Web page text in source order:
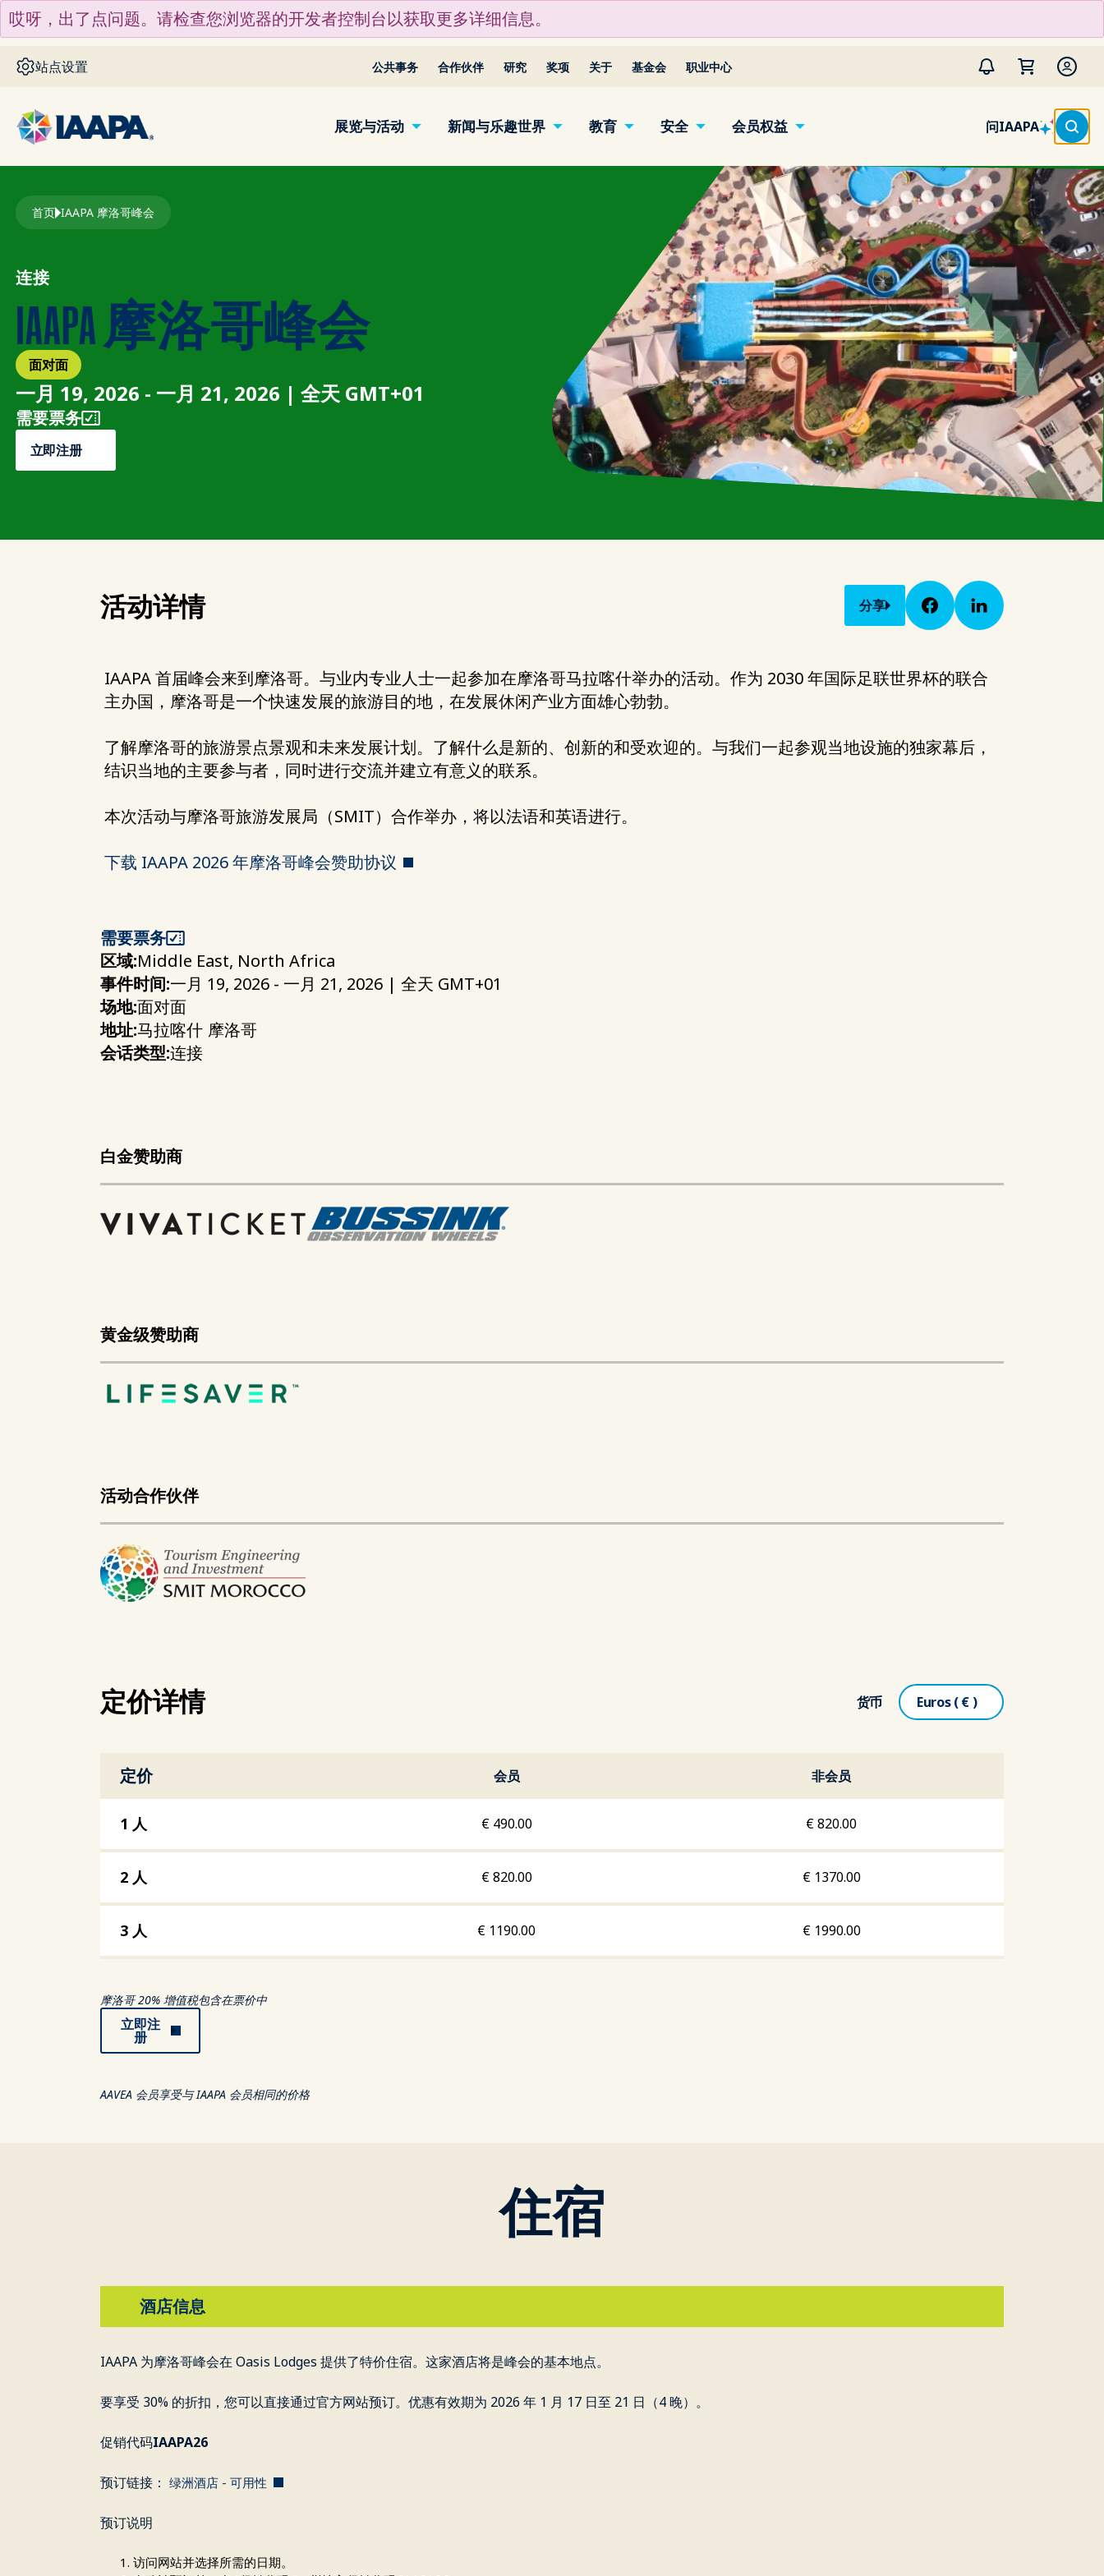
跳转到主要内容
哎呀，出了点问题。请检查您浏览器的开发者控制台以获取更多详细信息。
站点设置 公共事务 合作伙伴 研究 奖项 关于 基金会 职业中心
展览与活动 新闻与乐趣世界 教育 安全 会员权益 问IAAPA
面包屑
首页 IAAPA 摩洛哥峰会
连接
IAAPA 摩洛哥峰会
面对面
一月 19, 2026 - 一月 21, 2026 | 全天 GMT+01
需要票务
立即注册
活动详情 分享
IAAPA 首届峰会来到摩洛哥。与业内专业人士一起参加在摩洛哥马拉喀什举办的活动。作为 2030 年国际足联世界杯的联合
主办国，摩洛哥是一个快速发展的旅游目的地，在发展休闲产业方面雄心勃勃。
了解摩洛哥的旅游景点景观和未来发展计划。了解什么是新的、创新的和受欢迎的。与我们一起参观当地设施的独家幕后，
结识当地的主要参与者，同时进行交流并建立有意义的联系。
本次活动与摩洛哥旅游发展局（SMIT）合作举办，将以法语和英语进行。
下载 IAAPA 2026 年摩洛哥峰会赞助协议
需要票务
区域:Middle East, North Africa
事件时间:一月 19, 2026 - 一月 21, 2026 | 全天 GMT+01
场地:面对面
地址:马拉喀什 摩洛哥
会话类型:连接
白金赞助商
黄金级赞助商
活动合作伙伴
定价详情 货币
定价 会员 非会员
1 人 € 490.00 €820.00
2 人 €820.00 € 1370.00
3 人 € 1190.00 € 1990.00
摩洛哥 20% 增值税包含在票价中
立即注
册
AAVEA 会员享受与 IAAPA 会员相同的价格
住宿
酒店信息
IAAPA 为摩洛哥峰会在 Oasis Lodges 提供了特价住宿。这家酒店将是峰会的基本地点。
要享受 30% 的折扣，您可以直接通过官方网站预订。优惠有效期为 2026 年 1 月 17 日至 21 日（4 晚）。
促销代码IAAPA26
预订链接： 绿洲酒店 - 可用性
预订说明
访问网站并选择所需的日期。